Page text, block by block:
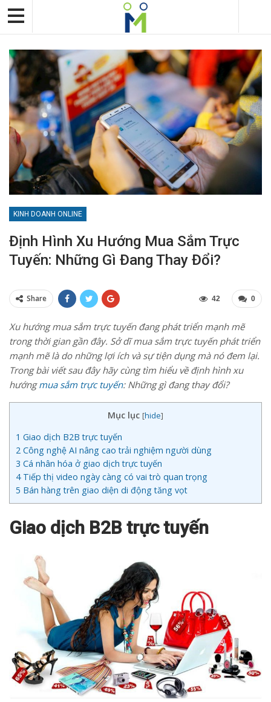
KINH DOANH ONLINE
Định Hình Xu Hướng Mua Sắm Trực
Tuyến: Những Gì Đang Thay Đổi?
Share 0
42
Xu hướng mua sắm trực tuyến đang phát triển mạnh mẽ
trong thời gian gần đây. Sở dĩ mua sắm trực tuyến phát triển
mạnh mẽ là do những lợi ích và sự tiện dụng mà nó đem lại.
Trong bài viết sau đây hãy cùng tìm hiểu về định hình xu
hướngmua sắm trực tuyến: Những gì đang thay đổi?
Mục lục [hide]
1 Giao dịch B2B trực tuyến
2 Công nghệ AI nâng cao trải nghiệm người dùng
3 Cá nhân hóa ở giao dịch trực tuyến
4Tiếp thị video ngày càng có vai trò quan trọng
5 Bán hàng trên giao diện di động tăng vọt
Giao dịch B2B trực tuyến